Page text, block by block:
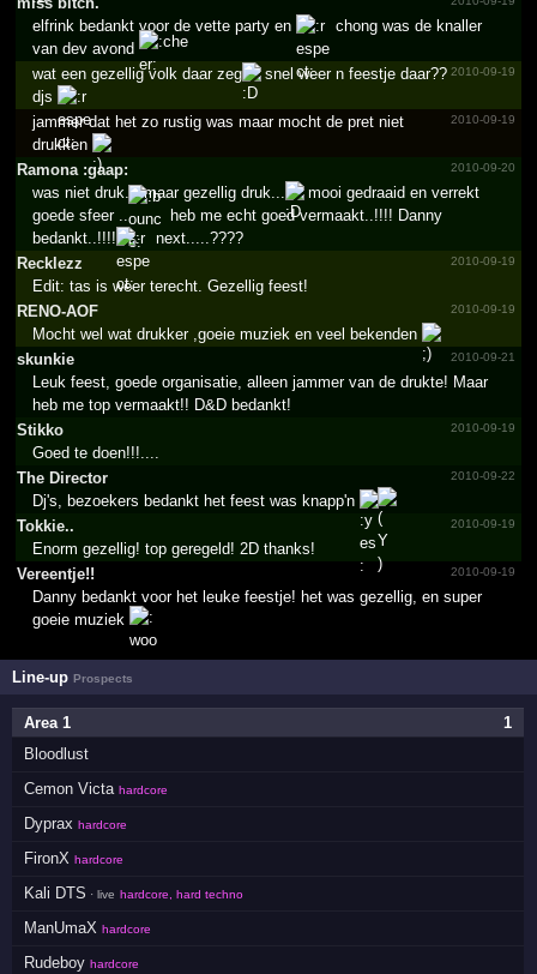
elfrink bedankt voor de vette party en
chong was de knaller
van dev avond
2010-09-19
wat een gezellig volk daar zeg
snel weer n feestje daar??
djs
2010-09-19
jammer dat het zo rustig was maar mocht de pret niet
drukken
Ramona :gaap:
2010-09-20
was niet druk... maar gezellig druk...
mooi gedraaid en verrekt
goede sfeer ..
heb me echt goed vermaakt..!!!! Danny
bedankt..!!!!
next.....????
Recklezz
2010-09-19
Edit: tas is weer terecht. Gezellig feest!
RENO-AOF
2010-09-19
Mocht wel wat drukker ,goeie muziek en veel bekenden
skunkie
2010-09-21
Leuk feest, goede organisatie, alleen jammer van de drukte! Maar
heb me top vermaakt!! D&D bedankt!
Stikko
2010-09-19
Goed te doen!!!....
The Director
2010-09-22
Dj's, bezoekers bedankt het feest was knapp'n
Tokkie..
2010-09-19
Enorm gezellig! top geregeld! 2D thanks!
Vereentje!!
2010-09-19
Danny bedankt voor het leuke feestje! het was gezellig, en super
goeie muziek
Line-upProspects
1
Area 1
Bloodlust
Cemon Victa hardcore
Dyprax hardcore
FironX hardcore
Kali DTS · live hardcore, hard techno
ManUmaX hardcore
Rudeboy hardcore